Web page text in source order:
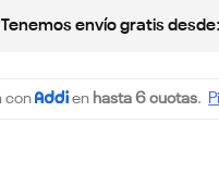
Tenemos envío gratis desde: